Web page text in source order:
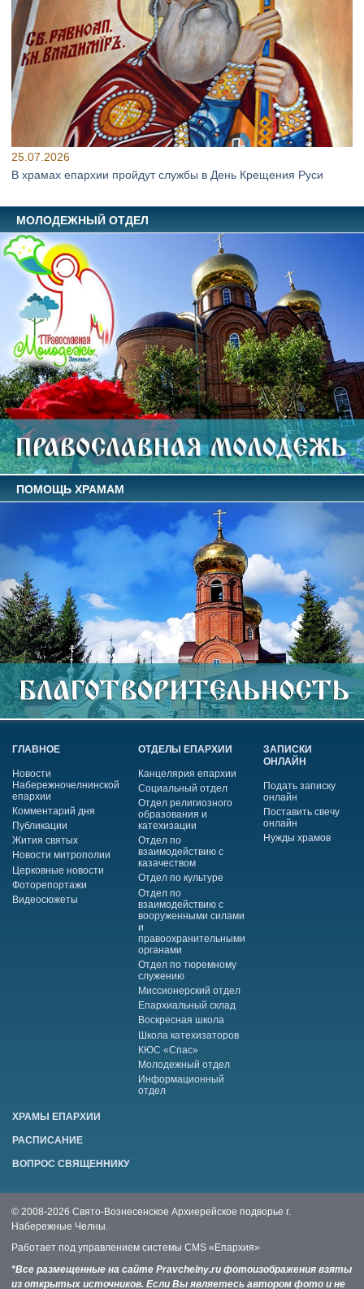
25.07.2026
В храмах епархии пройдут службы в День Крещения Руси
МОЛОДЕЖНЫЙ ОТДЕЛ
ПОМОЩЬ ХРАМАМ
ГЛАВНОЕ
Новости
Набережночелнинской
епархии
Комментарий дня
Публикации
Жития святых
Новости митрополии
Церковные новости
Фоторепортажи
Видеосюжеты
ОТДЕЛЫ ЕПАРХИИ
Канцелярия епархии
Социальный отдел
Отдел религиозного
образования и
катехизации
Отдел по
взаимодействию с
казачеством
Отдел по культуре
Отдел по
взаимодействию с
вооруженными силами
и
правоохранительными
органами
Отдел по тюремному
служению
Миссионерский отдел
Епархиальный склад
Воскресная школа
Школа катехизаторов
КЮС «Спас»
Молодежный отдел
Информационный
отдел
ЗАПИСКИ
ОНЛАЙН
Подать записку
онлайн
Поставить свечу
онлайн
Нужды храмов
ХРАМЫ ЕПАРХИИ
РАСПИСАНИЕ
ВОПРОС СВЯЩЕННИКУ
© 2008-2026 Свято-Вознесенское Архиерейское подворье г.
Набережные Челны.
Работает под управлением системы CMS «Епархия»
*Все размещенные на сайте Pravchelny.ru фотоизображения взяты
из открытых источников. Если Вы являетесь автором фото и не